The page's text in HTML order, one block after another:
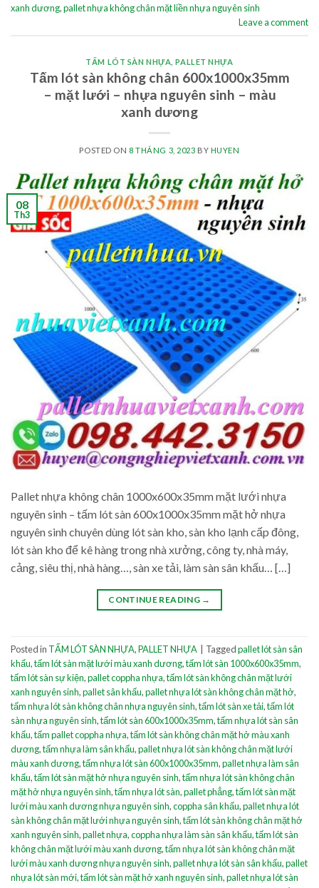
xanh dương,pallet nhựa không chân mặt liền nhựa nguyên sinh
Leave a comment
TẤM LÓT SÀN NHỰA ,PALLET NHỰA
Tấm lót sàn không chân 600x1000x35mm
– mặt lưới – nhựa nguyên sinh – màu
xanh dương
POSTED ON 8 THÁNG 3, 2023 BY HUYEN
08
Th3
Pallet nhựa không chân 1000x600x35mm mặt lưới nhựa
nguyên sinh – tấm lót sàn 600x1000x35mm mặt hở nhựa
nguyên sinh chuyên dùng lót sàn kho, sàn kho lạnh cấp đông,
lót sàn kho để kê hàng trong nhà xưởng, công ty, nhà máy,
cảng, siêu thị, nhà hàng…, sàn xe tải, làm sàn sân khấu… […]
CONTINUE READING →
Posted in TẤM LÓT SÀN NHỰA,PALLET NHỰA Taggedpallet lót sàn sân
khấu,tấm lót sàn mặt lưới màu xanh dương,tấm lót sàn 1000x600x35mm,
tấm lót sàn sự kiện,pallet coppha nhựa,tấm lót sàn không chân mặt lưới
xanh nguyên sinh,pallet sân khấu,pallet nhựa lót sàn không chân mặt hở,
tấm nhựa lót sàn không chân nhựa nguyên sinh,tấm lót sàn xe tải,tấm lót
sàn nhựa nguyên sinh,tấm lót sàn 600x1000x35mm,tấm nhựa lót sàn sân
khấu,tấm pallet coppha nhựa,tấm lót sàn không chân mặt hở màu xanh
dương,tấm nhựa làm sân khấu,pallet nhựa lót sàn không chân mặt lưới
màu xanh dương,tấm nhựa lót sàn 600x1000x35mm,pallet nhựa làm sân
khấu,tấm lót sàn mặt hở nhựa nguyên sinh,tấm nhựa lót sàn không chân
mặt hở nhựa nguyên sinh,tấm nhựa lót sàn,pallet phẳng,tấm lót sàn mặt
lưới màu xanh dương nhựa nguyên sinh,coppha sân khấu,pallet nhựa lót
sàn không chân mặt lưới nhựa nguyên sinh,tấm lót sàn không chân mặt hở
xanh nguyên sinh,pallet nhựa,coppha nhựa làm sàn sân khấu,tấm lót sàn
không chân mặt lưới màu xanh dương,tấm nhựa lót sàn không chân mặt
lưới màu xanh dương nhựa nguyên sinh,pallet nhựa lót sàn sân khấu,pallet
nhựa lót sàn mới,tấm lót sàn mặt hở xanh nguyên sinh,pallet nhựa lót sàn